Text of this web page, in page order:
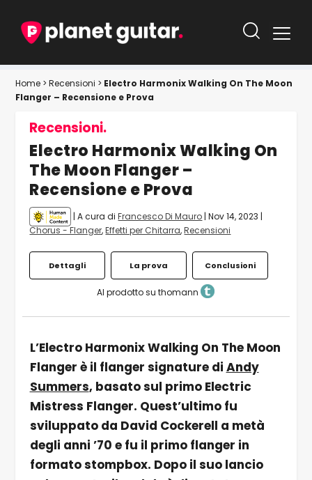
Home >Recensioni > Electro Harmonix Walking On The Moon
Flanger – Recensione e Prova
Recensioni.
Electro Harmonix Walking On
The Moon Flanger –
Recensione e Prova
| A cura diFrancesco Di Mauro |Nov 14, 2023 |
Chorus - Flanger,Effetti per Chitarra,Recensioni
Dettagli La prova Conclusioni
Al prodotto su thomann
L’Electro Harmonix Walking On The Moon
Flanger è il flanger signature di Andy
Summers, basato sul primo Electric
Mistress Flanger. Quest’ultimo fu
sviluppato da David Cockerell a metà
degli anni ’70 e fu il primo flanger in
formato stompbox. Dopo il suo lancio